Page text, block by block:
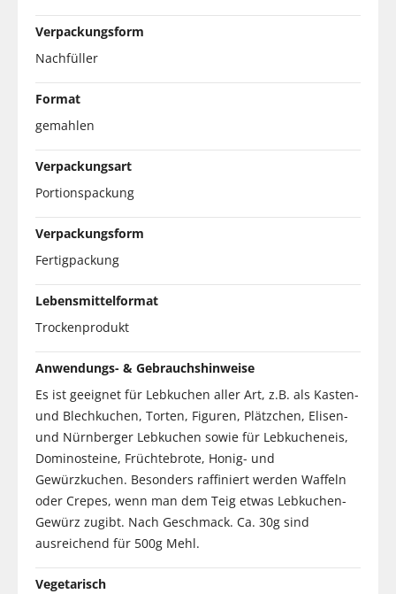
Verpackungsform
Nachfüller
Format
gemahlen
Verpackungsart
Portionspackung
Verpackungsform
Fertigpackung
Lebensmittelformat
Trockenprodukt
Anwendungs- & Gebrauchshinweise
Es ist geeignet für Lebkuchen aller Art, z.B. als Kasten-
und Blechkuchen, Torten, Figuren, Plätzchen, Elisen-
und Nürnberger Lebkuchen sowie für Lebkucheneis,
Dominosteine, Früchtebrote, Honig- und
Gewürzkuchen. Besonders raffiniert werden Waffeln
oder Crepes, wenn man dem Teig etwas Lebkuchen-
Gewürz zugibt. Nach Geschmack. Ca. 30g sind
ausreichend für 500g Mehl.
Vegetarisch